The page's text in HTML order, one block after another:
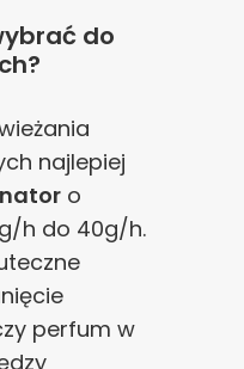
do
najlepiej
o
h do 40g/h.
perfum w